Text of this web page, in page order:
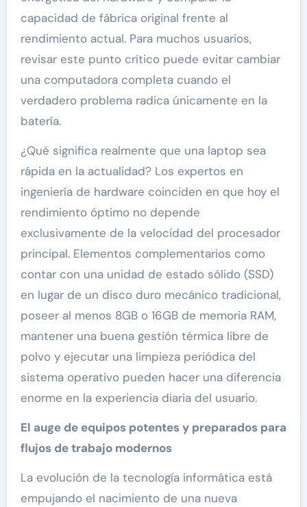
capacidad de fábrica original frente al
rendimiento actual. Para muchos usuarios,
revisar este punto crítico puede evitar cambiar
una computadora completa cuando el
verdadero problema radica únicamente en la
batería.
¿Qué significa realmente que una laptop sea
rápida en la actualidad? Los expertos en
ingeniería de hardware coinciden en que hoy el
rendimiento óptimo no depende
exclusivamente de la velocidad del procesador
principal. Elementos complementarios como
contar con una unidad de estado sólido (SSD)
en lugar de un disco duro mecánico tradicional,
poseer al menos 8GB o 16GB de memoria RAM,
mantener una buena gestión térmica libre de
polvo y ejecutar una limpieza periódica del
sistema operativo pueden hacer una diferencia
enorme en la experiencia diaria del usuario.
El auge de equipos potentes y preparados para
flujos de trabajo modernos
La evolución de la tecnología informática está
empujando el nacimiento de una nueva